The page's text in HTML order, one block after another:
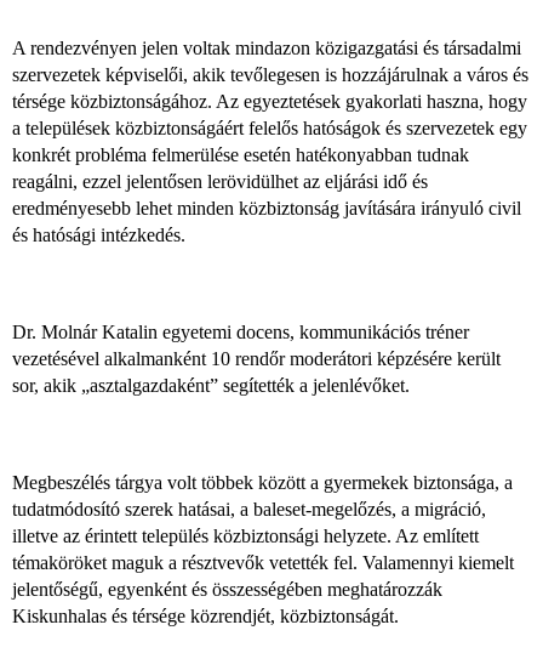
A rendezvényen jelen voltak mindazon közigazgatási és társadalmi
szervezetek képviselői, akik tevőlegesen is hozzájárulnak a város és
térsége közbiztonságához. Az egyeztetések gyakorlati haszna, hogy
a települések közbiztonságáért felelős hatóságok és szervezetek egy
konkrét probléma felmerülése esetén hatékonyabban tudnak
reagálni, ezzel jelentősen lerövidülhet az eljárási idő és
eredményesebb lehet minden közbiztonság javítására irányuló civil
és hatósági intézkedés.
Dr. Molnár Katalin egyetemi docens, kommunikációs tréner
vezetésével alkalmanként 10 rendőr moderátori képzésére került
sor, akik „asztalgazdaként” segítették a jelenlévőket.
Megbeszélés tárgya volt többek között a gyermekek biztonsága, a
tudatmódosító szerek hatásai, a baleset-megelőzés, a migráció,
illetve az érintett település közbiztonsági helyzete. Az említett
témaköröket maguk a résztvevők vetették fel. Valamennyi kiemelt
jelentőségű, egyenként és összességében meghatározzák
Kiskunhalas és térsége közrendjét, közbiztonságát.